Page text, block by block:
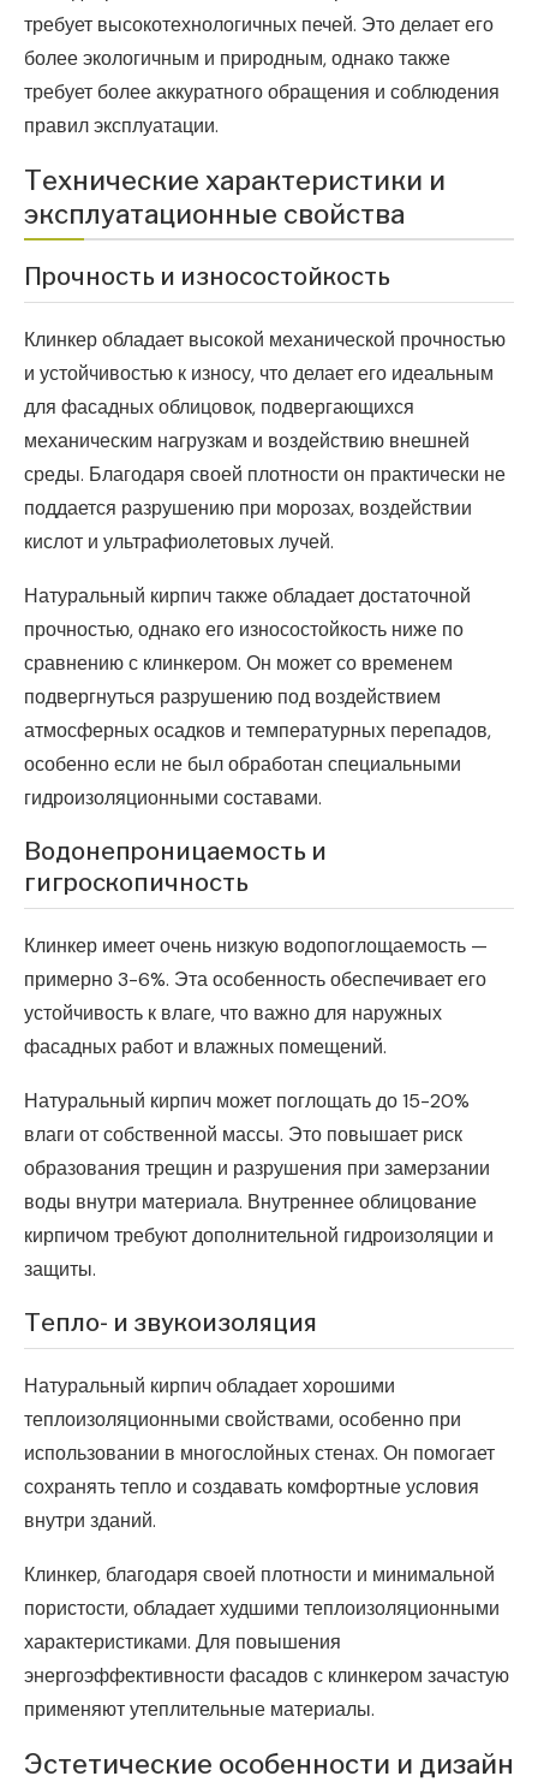
требует высокотехнологичных печей. Это делает его
более экологичным и природным, однако также
требует более аккуратного обращения и соблюдения
правил эксплуатации.
Технические характеристики и
эксплуатационные свойства
Прочность и износостойкость
Клинкер обладает высокой механической прочностью
и устойчивостью к износу, что делает его идеальным
для фасадных облицовок, подвергающихся
механическим нагрузкам и воздействию внешней
среды. Благодаря своей плотности он практически не
поддается разрушению при морозах, воздействии
кислот и ультрафиолетовых лучей.
Натуральный кирпич также обладает достаточной
прочностью, однако его износостойкость ниже по
сравнению с клинкером. Он может со временем
подвергнуться разрушению под воздействием
атмосферных осадков и температурных перепадов,
особенно если не был обработан специальными
гидроизоляционными составами.
Водонепроницаемость и
гигроскопичность
Клинкер имеет очень низкую водопоглощаемость —
примерно 3-6%. Эта особенность обеспечивает его
устойчивость к влаге, что важно для наружных
фасадных работ и влажных помещений.
Натуральный кирпич может поглощать до 15-20%
влаги от собственной массы. Это повышает риск
образования трещин и разрушения при замерзании
воды внутри материала. Внутреннее облицование
кирпичом требуют дополнительной гидроизоляции и
защиты.
Тепло- и звукоизоляция
Натуральный кирпич обладает хорошими
теплоизоляционными свойствами, особенно при
использовании в многослойных стенах. Он помогает
сохранять тепло и создавать комфортные условия
внутри зданий.
Клинкер, благодаря своей плотности и минимальной
пористости, обладает худшими теплоизоляционными
характеристиками. Для повышения
энергоэффективности фасадов с клинкером зачастую
применяют утеплительные материалы.
Эстетические особенности и дизайн